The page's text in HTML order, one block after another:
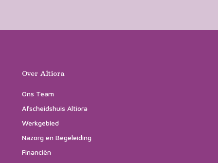
Over Altiora
Ons Team
Afscheidshuis Altiora
Werkgebied
Nazorg en Begeleiding
Financiën